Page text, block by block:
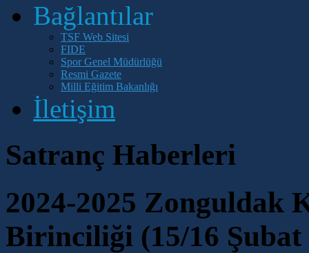
Bağlantılar
TSF Web Sitesi
FIDE
Spor Genel Müdürlüğü
Resmi Gazete
Milli Eğitim Bakanlığı
İletişim
Satranç Haberleri
2024-2025 Zonguldak
Birinciliği (15/16 Şubat